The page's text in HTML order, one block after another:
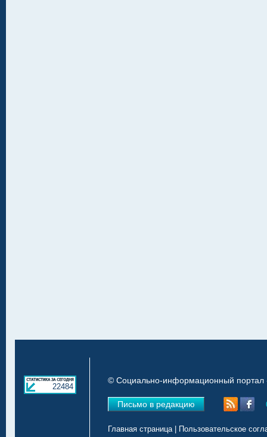
22484
© Социально-информационный портал
Письмо в редакцию
Главная страница| Пользовательское